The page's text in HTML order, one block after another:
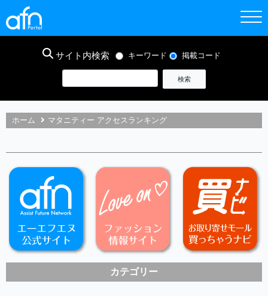
サイト内検索 キーワード 掲載コード
カテゴリー
ホーム マタニティー アクセスランキング